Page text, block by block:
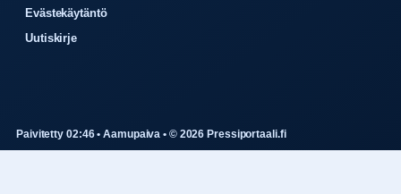
Evästekäytäntö
Uutiskirje
Paivitetty 02:46 • Aamupaiva • © 2026 Pressiportaali.fi